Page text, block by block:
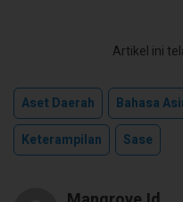
Artikel ini
Aset Daerah Bahasa
Keterampilan
Sase